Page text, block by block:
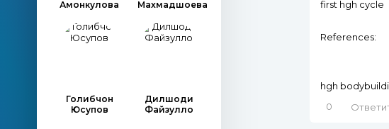
Амонкулова
Махмадшоева
Голибчон
Юсупов
Дилшоди
Файзулло
first hgh cycle
References:
hgh
0